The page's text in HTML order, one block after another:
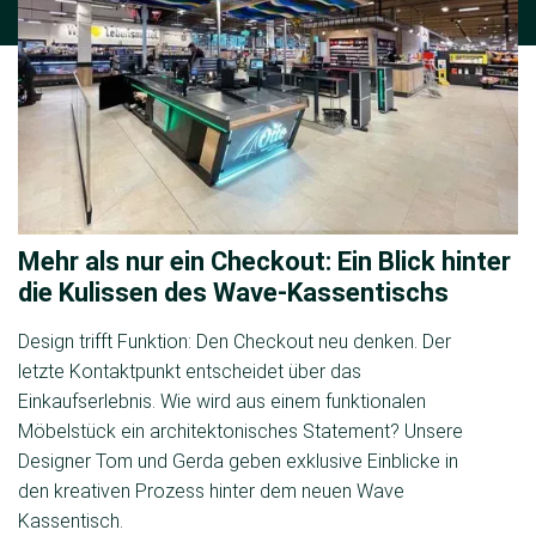
Mehr als nur ein Checkout: Ein Blick hinter
die Kulissen des Wave-Kassentischs
Design trifft Funktion: Den Checkout neu denken. Der
letzte Kontaktpunkt entscheidet über das
Einkaufserlebnis. Wie wird aus einem funktionalen
Möbelstück ein architektonisches Statement? Unsere
Designer Tom und Gerda geben exklusive Einblicke in
den kreativen Prozess hinter dem neuen Wave
Kassentisch.